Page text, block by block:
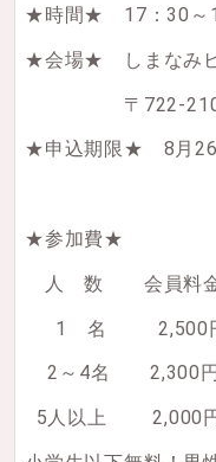
★時間★ 17：30～
★会場★ しまなみ
〒722-2101 尾
★申込期限★ 8月26
★参加費★
人 数 会員料
1 名 2,500
2～4名 2,300
5人以上